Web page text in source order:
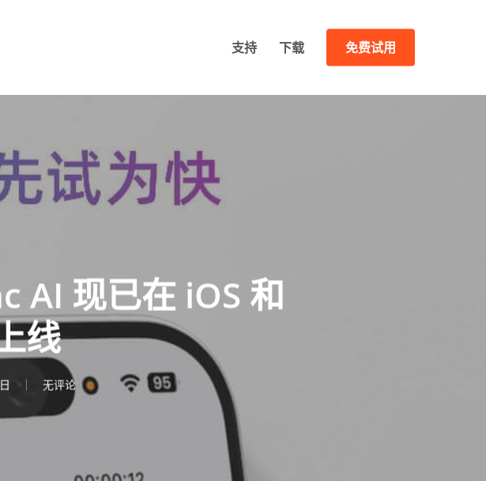
支持 下载 免费试用
AI 现已在 iOS 和
线
无评论